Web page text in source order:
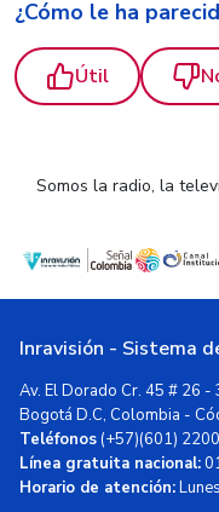
¿Cómo le ha
Útil
Somos la radio, la
Inravisión - Sistema
Av. El Dorado Cr. 45 # 26 -
Bogotá D.C, Colombia -
Teléfonos(+57)(601)
Línea gratuita nacional:
Horario de atención: